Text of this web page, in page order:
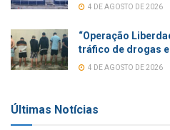
4 DE AGOSTO DE 2026
“Operação
tráfico de drogas
4 DE AGOSTO DE 2026
Últimas Notícias